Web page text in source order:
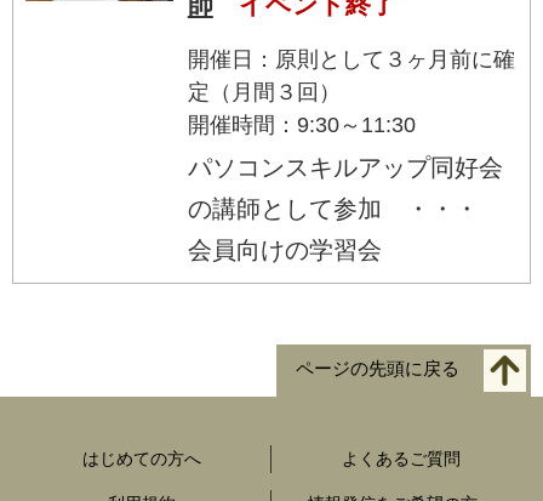
開催日：原則として３ヶ月前に確
定（月間３回）
開催時間：9:30～11:30
パソコンスキルアップ同好会
の講師として参加 ・・・
会員向けの学習会
ページの先頭に戻る
はじめての方へ よくあるご質問